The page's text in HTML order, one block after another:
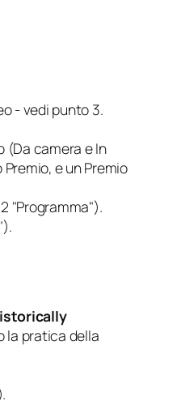
- vedi punto 3.
(Da camera e In
e un Premio
"Programma").
la pratica della